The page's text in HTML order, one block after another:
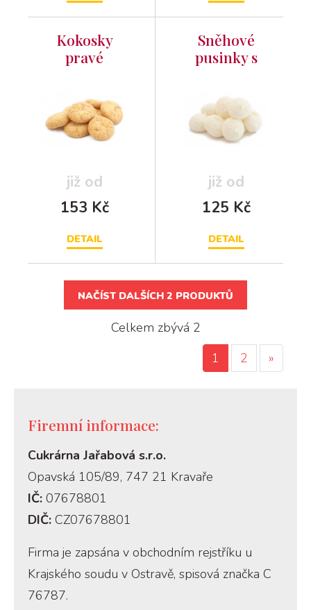
Kokosky
pravé
již od
153 Kč
DETAIL
Sněhové
pusinky s
již od
125 Kč
DETAIL
NAČÍST DALŠÍCH 2 PRODUKTŮ
Celkem zbývá 2
1
2 »
Firemní informace:
Cukrárna Jařabová s.r.o.
Opavská 105/89, 747 21 Kravaře
IČ: 07678801
DIČ: CZ07678801
Firma je zapsána v obchodním rejstříku u
Krajského soudu v Ostravě, spisová značka C
76787.